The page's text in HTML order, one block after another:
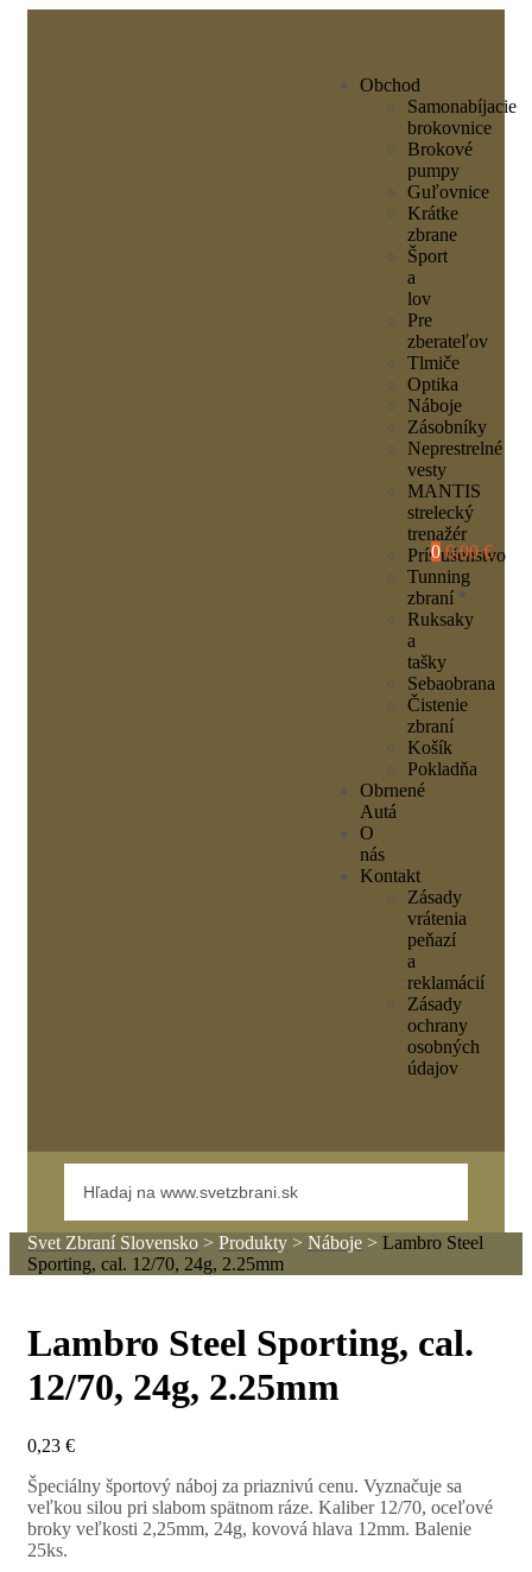
Obchod
Samonabíjacie
brokovnice
Brokové
pumpy
Guľovnice
Krátke
zbrane
Šport
a
lov
Pre
zberateľov
Tlmiče
Optika
Náboje
Zásobníky
Neprestrelné
vesty
MANTIS
strelecký
trenažér
Príslušenstvo
Tunning
zbraní
Ruksaky
a
tašky
Sebaobrana
Čistenie
zbraní
Košík
Pokladňa
Obrnené
Autá
O
nás
Kontakt
Zásady
vrátenia
peňazí
a
reklamácií
Zásady
ochrany
osobných
údajov
0 0,00 €
Svet Zbraní Slovensko > Produkty > Náboje > Lambro Steel
Sporting, cal. 12/70, 24g, 2.25mm
Lambro Steel Sporting, cal.
12/70, 24g, 2.25mm
0,23 €
Špeciálny športový náboj za priaznivú cenu. Vyznačuje sa
veľkou silou pri slabom spätnom ráze. Kaliber 12/70, oceľové
broky veľkosti 2,25mm, 24g, kovová hlava 12mm. Balenie
25ks.